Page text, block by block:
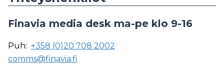
Finavia media desk ma-pe klo 9-16
Puh: +358 (0)20 708 2002
comms@finavia.fi